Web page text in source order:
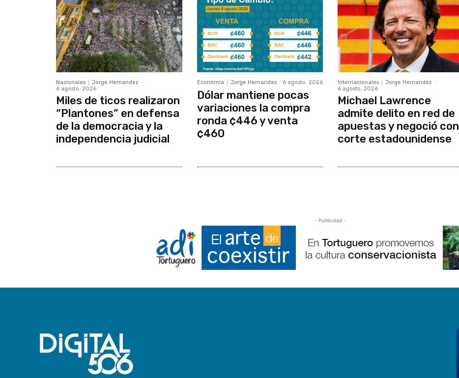
Nacionales Jorge Hernandez -
6 agosto, 2026
Miles de ticos realizaron
“Plantones” en defensa
de la democracia y la
independencia judicial
Economía Jorge Hernandez - 6 agosto, 2026
Dólar mantiene pocas
variaciones la compra
ronda ¢446 y venta
¢460
Internacionales Jorge Hernandez -
6 agosto, 2026
Michael Lawrence
admite delito en red de
apuestas y negoció con
corte estadounidense
- Publicidad -